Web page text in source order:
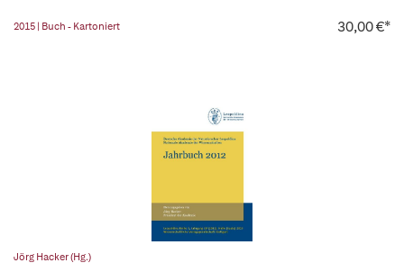
2015 | Buch - Kartoniert 30,00 €*
Jörg Hacker (Hg.)